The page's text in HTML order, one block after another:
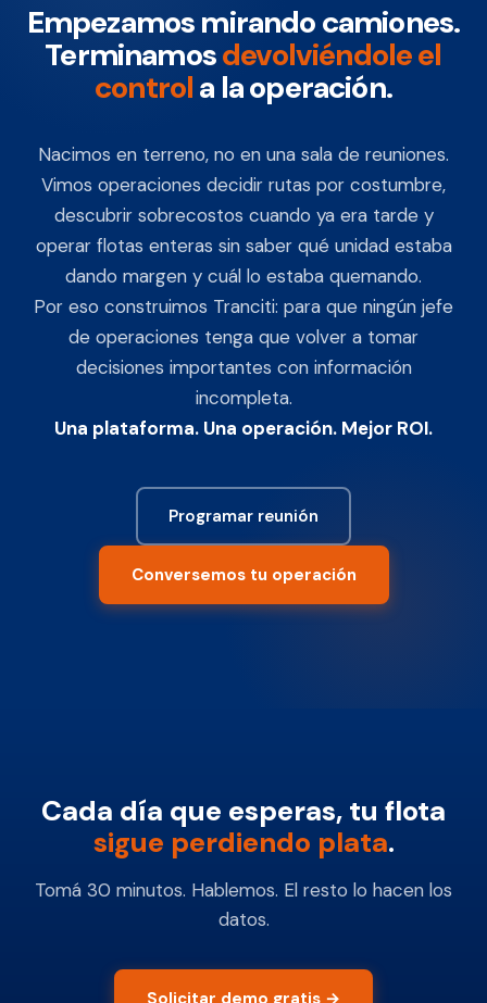
Empezamos mirando camiones.
Terminamosdevolviéndole el
controla la operación.
Nacimos en terreno, no en una sala de reuniones.
Vimos operaciones decidir rutas por costumbre,
descubrir sobrecostos cuando ya era tarde y
operar flotas enteras sin saber qué unidad estaba
dando margen y cuál lo estaba quemando.
Por eso construimos Tranciti: para que ningún jefe
de operaciones tenga que volver a tomar
decisiones importantes con información
incompleta.
Una plataforma. Una operación. Mejor ROI.
Programar reunión
Conversemos tu operación
Cada día que esperas, tu flota
sigue perdiendo plata.
Tomá 30 minutos. Hablemos. El resto lo hacen los
datos.
Solicitar demo gratis →